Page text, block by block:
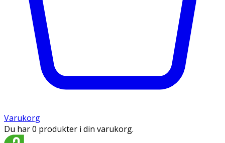
Varukorg
Du har 0 produkter i din varukorg.